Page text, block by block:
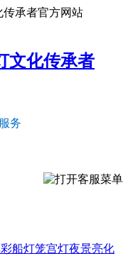
承者官方网站
务
船灯笼宫灯夜景亮化